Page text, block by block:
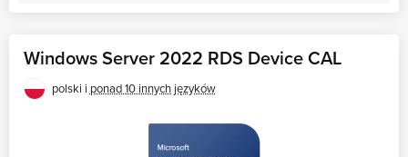
Windows Server 2022 RDS Device CAL
polski i ponad 10 innych języków